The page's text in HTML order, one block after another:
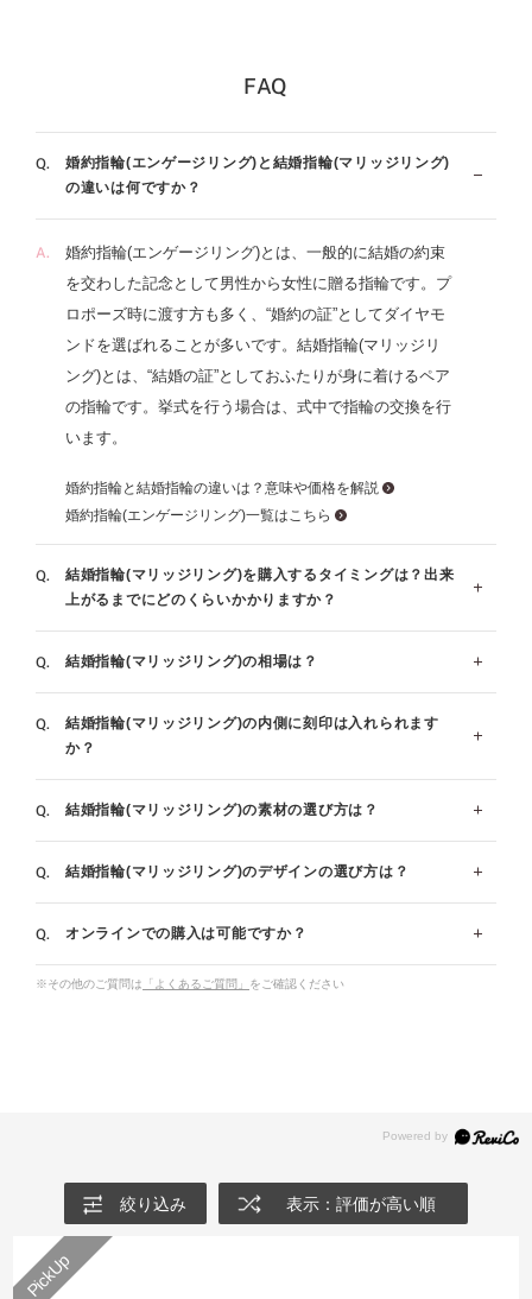
ント・ゴージャスから120種類以上のデザインがあり、そ
れるストーリーが込められています。もちろんダイヤモン
リング）と重ねづけでセットリングにすることも可能で
す。似合う指輪がわかる「パーソナルハンド診断®」が受
けられるブランドもアイプリモだけ。メンテナンスは生涯
無料、ずっと安心です。
FAQ
婚約指輪(エンゲージリング)と結婚指輪(マリッジリング)
の違いは何ですか？
婚約指輪(エンゲージリング)とは、一般的に結婚の約束
を交わした記念として男性から女性に贈る指輪です。プ
ロポーズ時に渡す方も多く、“婚約の証”としてダイヤモ
ンドを選ばれることが多いです。結婚指輪(マリッジリ
ング)とは、“結婚の証”としておふたりが身に着けるペア
の指輪です。挙式を行う場合は、式中で指輪の交換を行
います。
婚約指輪と結婚指輪の違いは？意味や価格を解説
婚約指輪(エンゲージリング)一覧はこちら
結婚指輪(マリッジリング)を購入するタイミングは？出来
上がるまでにどのくらいかかりますか？
指輪の製作には概ね4週間程頂いております。(デザイン
とサイズによっては4週間～6週間程お時間を頂く場合が
ございます。)結婚式を行なう場合、遅くとも結婚式の
３ヶ月前にはご準備されることをお勧めいたします。有
め、ご相談くださいませ。
お急ぎ仕上げについて詳しく見る
結婚指輪(マリッジリング)の相場は？
一般的な平均相場額はペアで25万～30万円と言われてお
ります。指輪のデザインやダイヤの有無によって価格が
ただきます。
婚約指輪・結婚指輪の値段、相場は？金額と選び方のポイン
結婚指輪(マリッジリング)の内側に刻印は入れられます
か？
指輪の内側の刻印はご注文時に無料で承っております。
ブロック体と筆記体のどちらかをお選び頂き、入る文字
数は指輪のサイズ＋7文字です。(例：サイズ7号の場
合、14文字まで)※一部例外商品がございます。
結婚指輪(マリッジリング)の素材の選び方は？
ブライダルリングとして一番人気があるのはプラチナで
す｡白く輝く美しさを特長に持つプラチナは、希少性が
高く、変質や変色の心配が少ないことから、愛の証であ
るブライダルリングに相応しいとされています。
結婚指輪(マリッジリング)のデザインの選び方は？
一般的なデザインの選び方のポイントについてお伝えし
ます。
◆V字…手の甲に向かってV字形をしたラインをもつデ
ザインです。V字が縦のラインを強調させるため、指を
細く長く見せたい方におすすめです。
オンラインでの購入は可能ですか？
※その他のご質問は 「よくあるご質問」 をご確認ください
絞り込み 表示：評価が高い順